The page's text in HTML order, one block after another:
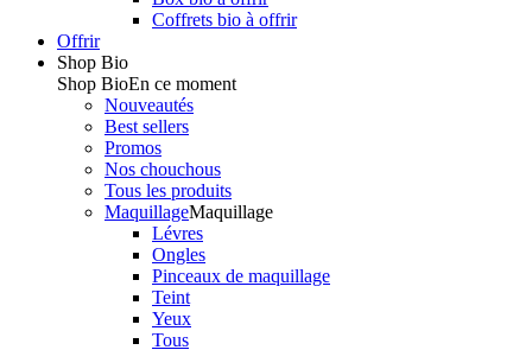
Coffrets bio à offrir
Offrir
Shop Bio
Shop BioEn ce moment
Nouveautés
Best sellers
Promos
Nos chouchous
Tous les produits
MaquillageMaquillage
Lévres
Ongles
Pinceaux de maquillage
Teint
Yeux
Tous